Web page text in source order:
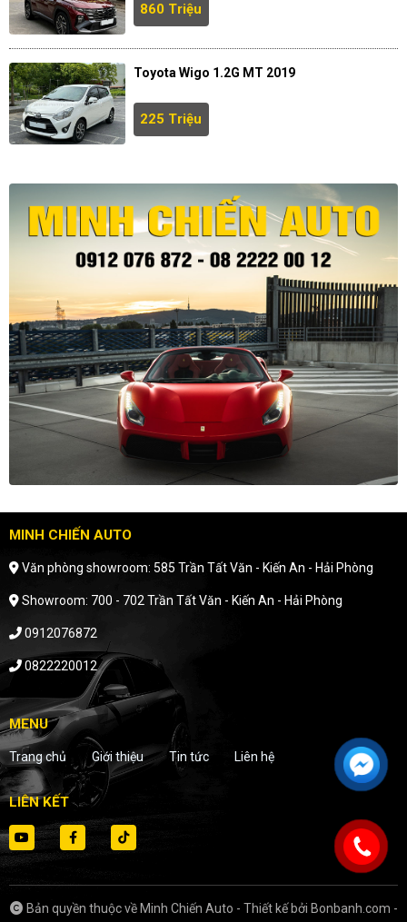
860 Triệu
Toyota Wigo 1.2G MT 2019
225 Triệu
MINH CHIẾN AUTO
Văn phòng showroom: 585 Trần Tất Văn - Kiến An - Hải Phòng
Showroom: 700 - 702 Trần Tất Văn - Kiến An - Hải Phòng
0912076872
0822220012
MENU
Trang chủ Giới thiệu Tin tức Liên hệ
LIÊN KẾT
Bản quyền thuộc về Minh Chiến Auto - Thiết kế bởi Bonbanh.com -